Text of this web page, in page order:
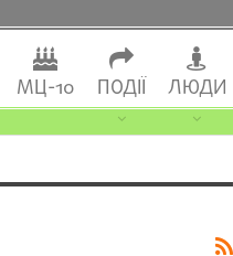
МЦ-10 ПОДІЇ ЛЮДИ